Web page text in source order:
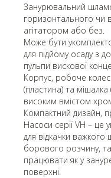
Занурювальний
горизонтального чи
агітатором або без.
Може бути
для підйому осаду з
пульпи вискової
Корпус, робоче
(пластина) та мішалка
високим вмістом
Компактний дизайн,
Насоси серії VH – це
для відкачки важкого
борового розчину, та
працювати як у
поверхні.